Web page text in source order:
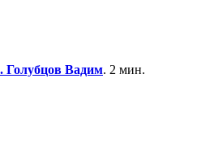
Голубцов Вадим. 2 мин.